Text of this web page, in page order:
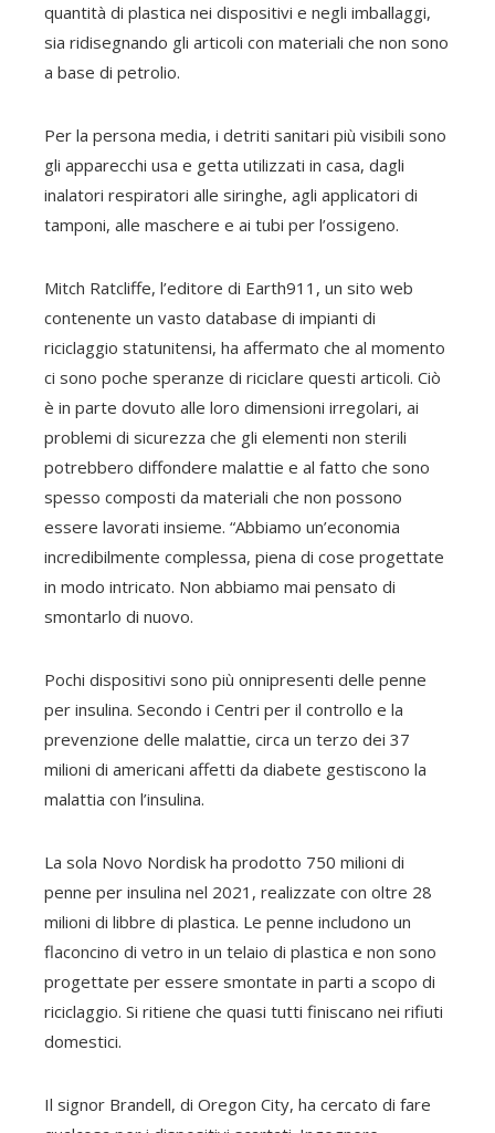
quantità di plastica nei dispositivi e negli imballaggi,
sia ridisegnando gli articoli con materiali che non sono
a base di petrolio.
Per la persona media, i detriti sanitari più visibili sono
gli apparecchi usa e getta utilizzati in casa, dagli
inalatori respiratori alle siringhe, agli applicatori di
tamponi, alle maschere e ai tubi per l’ossigeno.
Mitch Ratcliffe, l’editore di Earth911, un sito web
contenente un vasto database di impianti di
riciclaggio statunitensi, ha affermato che al momento
ci sono poche speranze di riciclare questi articoli. Ciò
è in parte dovuto alle loro dimensioni irregolari, ai
problemi di sicurezza che gli elementi non sterili
potrebbero diffondere malattie e al fatto che sono
spesso composti da materiali che non possono
essere lavorati insieme. “Abbiamo un’economia
incredibilmente complessa, piena di cose progettate
in modo intricato. Non abbiamo mai pensato di
smontarlo di nuovo.
Pochi dispositivi sono più onnipresenti delle penne
per insulina. Secondo i Centri per il controllo e la
prevenzione delle malattie, circa un terzo dei 37
milioni di americani affetti da diabete gestiscono la
malattia con l’insulina.
La sola Novo Nordisk ha prodotto 750 milioni di
penne per insulina nel 2021, realizzate con oltre 28
milioni di libbre di plastica. Le penne includono un
flaconcino di vetro in un telaio di plastica e non sono
progettate per essere smontate in parti a scopo di
riciclaggio. Si ritiene che quasi tutti finiscano nei rifiuti
domestici.
Il signor Brandell, di Oregon City, ha cercato di fare